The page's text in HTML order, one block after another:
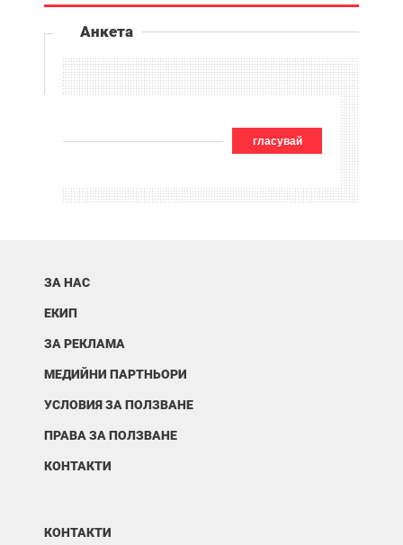
Анкета
гласувай
ЗА НАС
ЕКИП
ЗА РЕКЛАМА
МЕДИЙНИ ПАРТНЬОРИ
УСЛОВИЯ ЗА ПОЛЗВАНЕ
ПРАВА ЗА ПОЛЗВАНЕ
КОНТАКТИ
КОНТАКТИ